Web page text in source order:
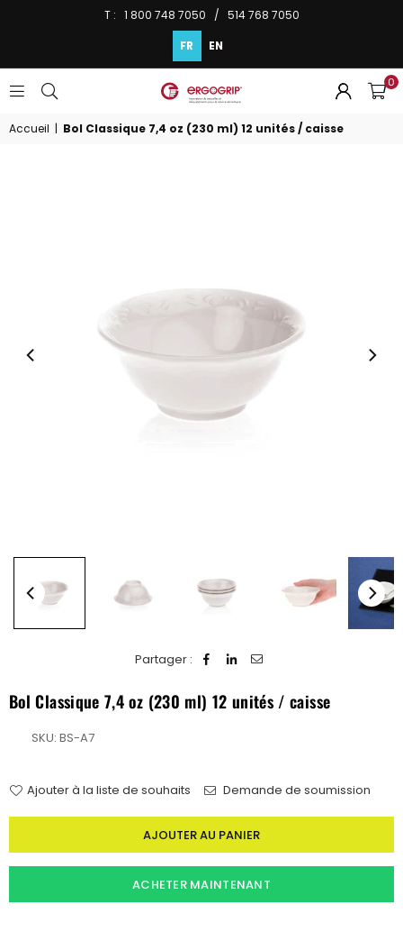
T : 1 800 748 7050 / 514 768 7050
FR EN
ERGOGRIP
INC.
0
Accueil | Bol Classique 7,4 oz (230 ml) 12 unités / caisse
Partager :
Bol Classique 7,4 oz (230 ml) 12 unités / caisse
SKU: BS-A7
Ajouter à la liste de souhaits
Demande de soumission
AJOUTER AU PANIER
ACHETER MAINTENANT